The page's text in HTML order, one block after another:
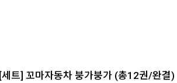
[세트] 꼬마자동차 붕가붕가 (총12권/완결)